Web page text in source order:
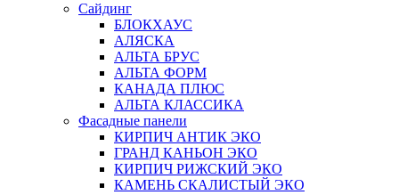
Сайдинг
БЛОКХАУС
АЛЯСКА
АЛЬТА БРУС
АЛЬТА ФОРМ
КАНАДА ПЛЮС
АЛЬТА КЛАССИКА
Фасадные панели
КИРПИЧ АНТИК ЭКО
ГРАНД КАНЬОН ЭКО
КИРПИЧ РИЖСКИЙ ЭКО
КАМЕНЬ СКАЛИСТЫЙ ЭКО